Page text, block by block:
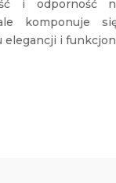
i odporność
komponuje
elegancji i